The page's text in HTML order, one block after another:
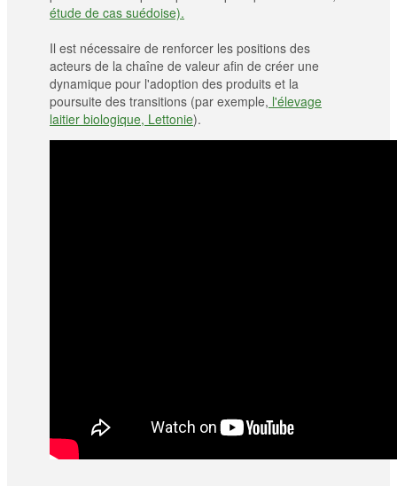
étude de cas suédoise).
Il est nécessaire de renforcer les positions des
acteurs de la chaîne de valeur afin de créer une
dynamique pour l'adoption des produits et la
poursuite des transitions (par exemple, l'élevage
laitier biologique, Lettonie).